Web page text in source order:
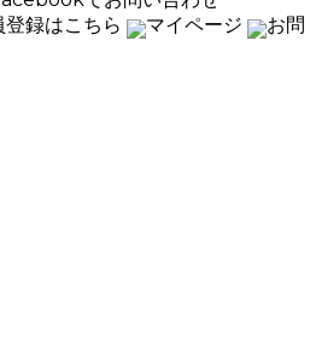
登録はこちら マイページ
お問